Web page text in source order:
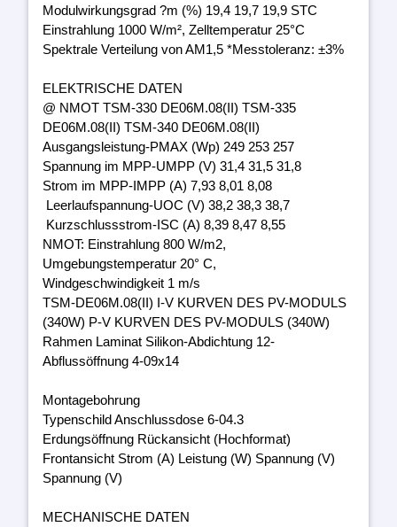
Modulwirkungsgrad ?m (%) 19,4 19,7 19,9 STC
Einstrahlung 1000 W/m², Zelltemperatur 25°C
Spektrale Verteilung von AM1,5 *Messtoleranz: ±3%
ELEKTRISCHE DATEN
@ NMOT TSM-330 DE06M.08(II) TSM-335
DE06M.08(II) TSM-340 DE06M.08(II)
Ausgangsleistung-PMAX (Wp) 249 253 257
Spannung im MPP-UMPP (V) 31,4 31,5 31,8
Strom im MPP-IMPP (A) 7,93 8,01 8,08
Leerlaufspannung-UOC (V) 38,2 38,3 38,7
Kurzschlussstrom-ISC (A) 8,39 8,47 8,55
NMOT: Einstrahlung 800 W/m2,
Umgebungstemperatur 20° C,
Windgeschwindigkeit 1 m/s
TSM-DE06M.08(II) I-V KURVEN DES PV-MODULS
(340W) P-V KURVEN DES PV-MODULS (340W)
Rahmen Laminat Silikon-Abdichtung 12-
Abflussöffnung 4-09x14
Montagebohrung
Typenschild Anschlussdose 6-04.3
Erdungsöffnung Rückansicht (Hochformat)
Frontansicht Strom (A) Leistung (W) Spannung (V)
Spannung (V)
MECHANISCHE DATEN